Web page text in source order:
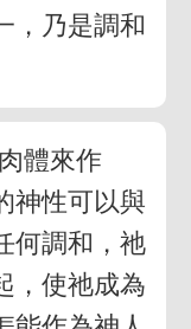
，乃是調和
體來作
神性可以與
何調和，祂
，使祂成為